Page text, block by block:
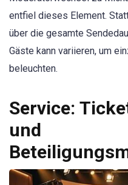
entfiel dieses Element.
über die gesamte
Gäste kann variieren, um
beleuchten.
Service:
und